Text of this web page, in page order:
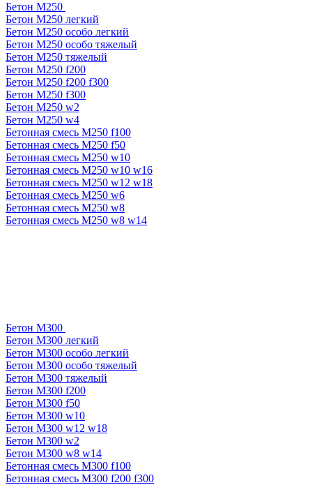
Бетон М250
Бетон М250 легкий
Бетон М250 особо легкий
Бетон М250 особо тяжелый
Бетон М250 тяжелый
Бетон М250 f200
Бетон М250 f200 f300
Бетон М250 f300
Бетон М250 w2
Бетон М250 w4
Бетонная смесь М250 f100
Бетонная смесь М250 f50
Бетонная смесь М250 w10
Бетонная смесь М250 w10 w16
Бетонная смесь М250 w12 w18
Бетонная смесь М250 w6
Бетонная смесь М250 w8
Бетонная смесь М250 w8 w14
Бетон М300
Бетон М300 легкий
Бетон М300 особо легкий
Бетон М300 особо тяжелый
Бетон М300 тяжелый
Бетон М300 f200
Бетон М300 f50
Бетон М300 w10
Бетон М300 w12 w18
Бетон М300 w2
Бетон М300 w8 w14
Бетонная смесь М300 f100
Бетонная смесь М300 f200 f300